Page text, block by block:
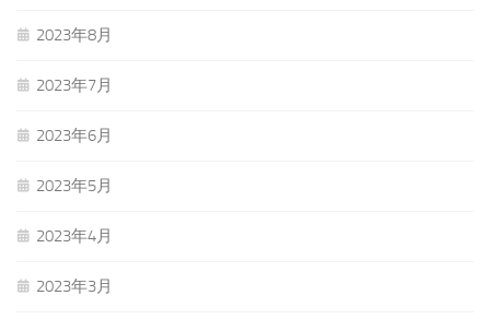
2023年8月
2023年7月
2023年6月
2023年5月
2023年4月
2023年3月